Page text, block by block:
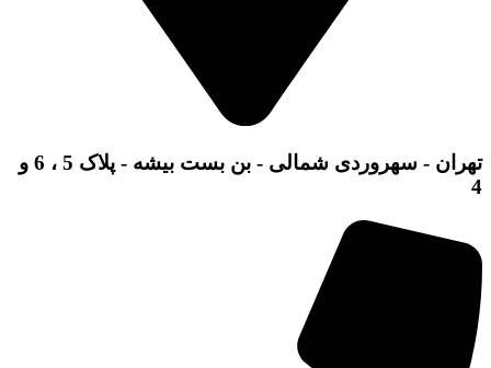
تهران - سهروردی شمالی - بن بست بیشه - پلاک 5 ، 6 و
4